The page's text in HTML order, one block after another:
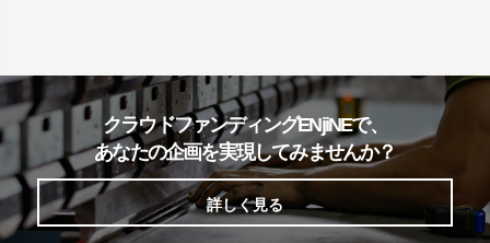
クラウドファンディングENjiNEで、
あなたの企画を実現してみませんか？
詳しく見る